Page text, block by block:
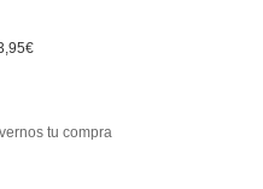
tu compra